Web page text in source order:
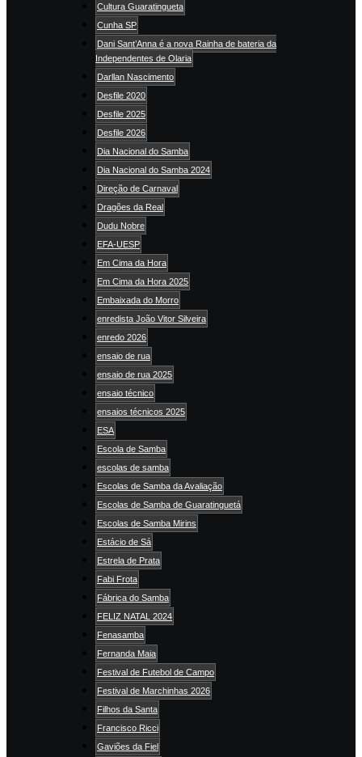
Cultura Guaratingueta
Cunha SP
Dani Sant’Anna é a nova Rainha de bateria da
Independentes de Olaria
Darllan Nascimento
Desfile 2020
Desfile 2025
Desfile 2026
Dia Nacional do Samba
Dia Nacional do Samba 2024
Direção de Carnaval
Dragões da Real
Dudu Nobre
EFA-UESP
Em Cima da Hora
Em Cima da Hora 2025
Embaixada do Morro
enredista João Vitor Silveira
enredo 2026
ensaio de rua
ensaio de rua 2025
ensaio técnico
ensaios técnicos 2025
ESA
Escola de Samba
escolas de samba
Escolas de Samba da Avaliação
Escolas de Samba de Guaratinguetá
Escolas de Samba Mirins
Estácio de Sá
Estrela de Prata
Fabi Frota
Fábrica do Samba
FELIZ NATAL 2024
Fenasamba
Fernanda Maia
Festival de Futebol de Campo
Festival de Marchinhas 2026
Filhos da Santa
Francisco Ricci
Gaviões da Fiel